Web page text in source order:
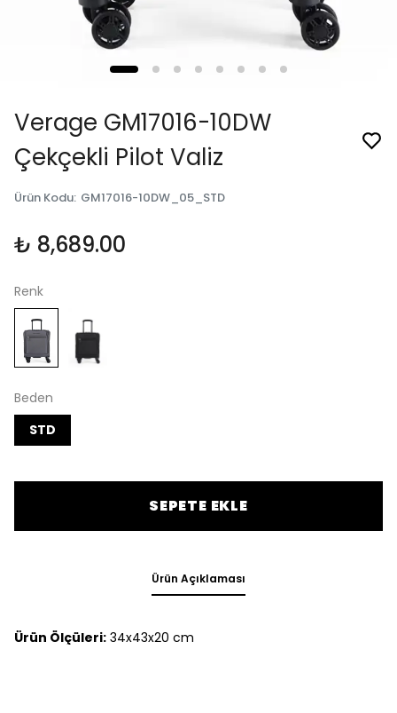
Verage GM17016-10DW
Çekçekli Pilot Valiz
Ürün Kodu: GM17016-10DW_05_STD
₺ 8,689.00
Renk
Beden
STD
SEPETE EKLE
Ürün Açıklaması
Ürün Ölçüleri: 34x43x20 cm